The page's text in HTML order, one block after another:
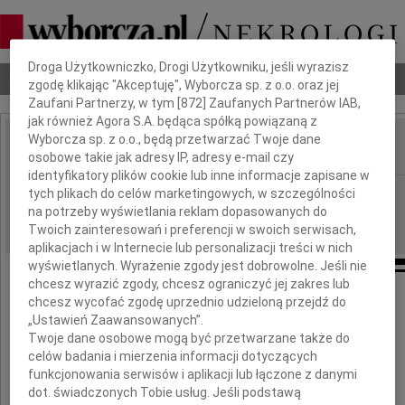
Nekrologi Odeszli Poradnik pogrzebowy
IMIĘ I NAZWISKO:
REGION: Wrocław
DATA EMISJI: 21.04.2010
Wyrazy głębokiego współczucia
mgr. inż. arch.
Zbigniewowi Maćków
Dbamy o Twoją prywatność
Droga Użytkowniczko, Drogi Użytkowniku, jeśli wyrazisz
zgodę klikając "Akceptuję", Wyborcza sp. z o.o. oraz jej
Zaufani Partnerzy, w tym [872 ] Zaufanych Partnerów IAB,
jak również Agora S.A. będąca spółką powiązaną z
Wyborcza sp. z o.o., będą przetwarzać Twoje dane
osobowe takie jak adresy IP, adresy e-mail czy
identyfikatory plików cookie lub inne informacje zapisane w
tych plikach do celów marketingowych, w szczególności
na potrzeby wyświetlania reklam dopasowanych do
Twoich zainteresowań i preferencji w swoich serwisach,
aplikacjach i w Internecie lub personalizacji treści w nich
wyświetlanych. Wyrażenie zgody jest dobrowolne. Jeśli nie
chcesz wyrazić zgody, chcesz ograniczyć jej zakres lub
chcesz wycofać zgodę uprzednio udzieloną przejdź do
„Ustawień Zaawansowanych”.
Twoje dane osobowe mogą być przetwarzane także do
celów badania i mierzenia informacji dotyczących
funkcjonowania serwisów i aplikacji lub łączone z danymi
dot. świadczonych Tobie usług. Jeśli podstawą